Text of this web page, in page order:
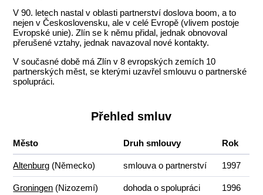
V 90. letech nastal v oblasti partnerství doslova boom, a to
nejen v Československu, ale v celé Evropě (vlivem postoje
Evropské unie). Zlín se k němu přidal, jednak obnovoval
přerušené vztahy, jednak navazoval nové kontakty.
V současné době má Zlín v 8 evropských zemích 10
partnerských měst, se kterými uzavřel smlouvu o partnerské
spolupráci.
Přehled smluv
Město Druh smlouvy Rok
Altenburg (Německo) smlouva o partnerství 1997
Groningen (Nizozemí) dohoda o spolupráci 1996